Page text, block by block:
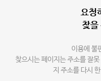
요청
찾을
이용에 불
찾으시는 페이지는 주소를 잘
지 주소를 다시